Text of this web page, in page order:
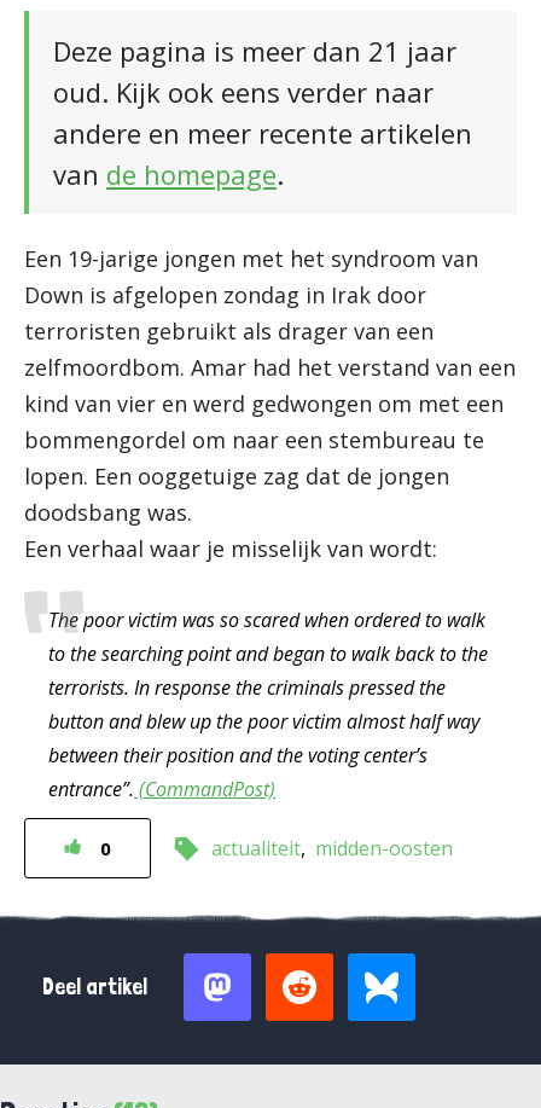
Deze pagina is meer dan 21 jaar
oud. Kijk ook eens verder naar
andere en meer recente artikelen
van de homepage.
Een 19-jarige jongen met het syndroom van
Down is afgelopen zondag in Irak door
terroristen gebruikt als drager van een
zelfmoordbom. Amar had het verstand van een
kind van vier en werd gedwongen om met een
bommengordel om naar een stembureau te
lopen. Een ooggetuige zag dat de jongen
doodsbang was.
Een verhaal waar je misselijk van wordt:
The poor victim was so scared when ordered to walk
to the searching point and began to walk back to the
terrorists. In response the criminals pressed the
button and blew up the poor victim almost half way
between their position and the voting center’s
entrance”. (CommandPost)
0 actualiteit midden-oosten
Deel artikel